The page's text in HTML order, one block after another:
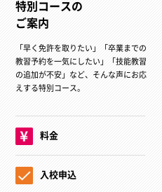
特別コースの
ご案内
「早く免許を取りたい」「卒業までの
教習予約を一気にしたい」「技能教習
の追加が不安」など、そんな声にお応
えする特別コース。
料金
入校申込